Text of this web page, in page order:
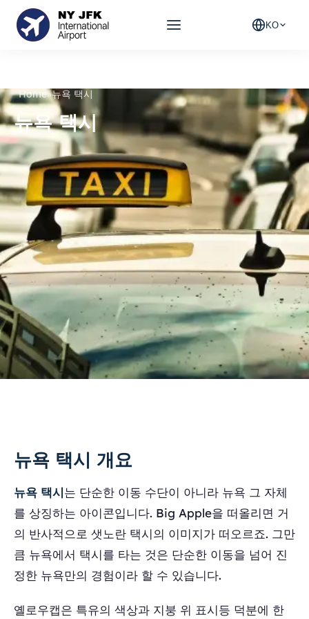
KO
Home»뉴욕 택시
뉴욕 택시
뉴욕 택시 개요
뉴욕 택시는 단순한 이동 수단이 아니라 뉴욕 그 자체
를 상징하는 아이콘입니다. Big Apple을 떠올리면 거
의 반사적으로 샛노란 택시의 이미지가 떠오르죠. 그만
큼 뉴욕에서 택시를 타는 것은 단순한 이동을 넘어 진
정한 뉴욕만의 경험이라 할 수 있습니다.
옐로우캡은 특유의 색상과 지붕 위 표시등 덕분에 한